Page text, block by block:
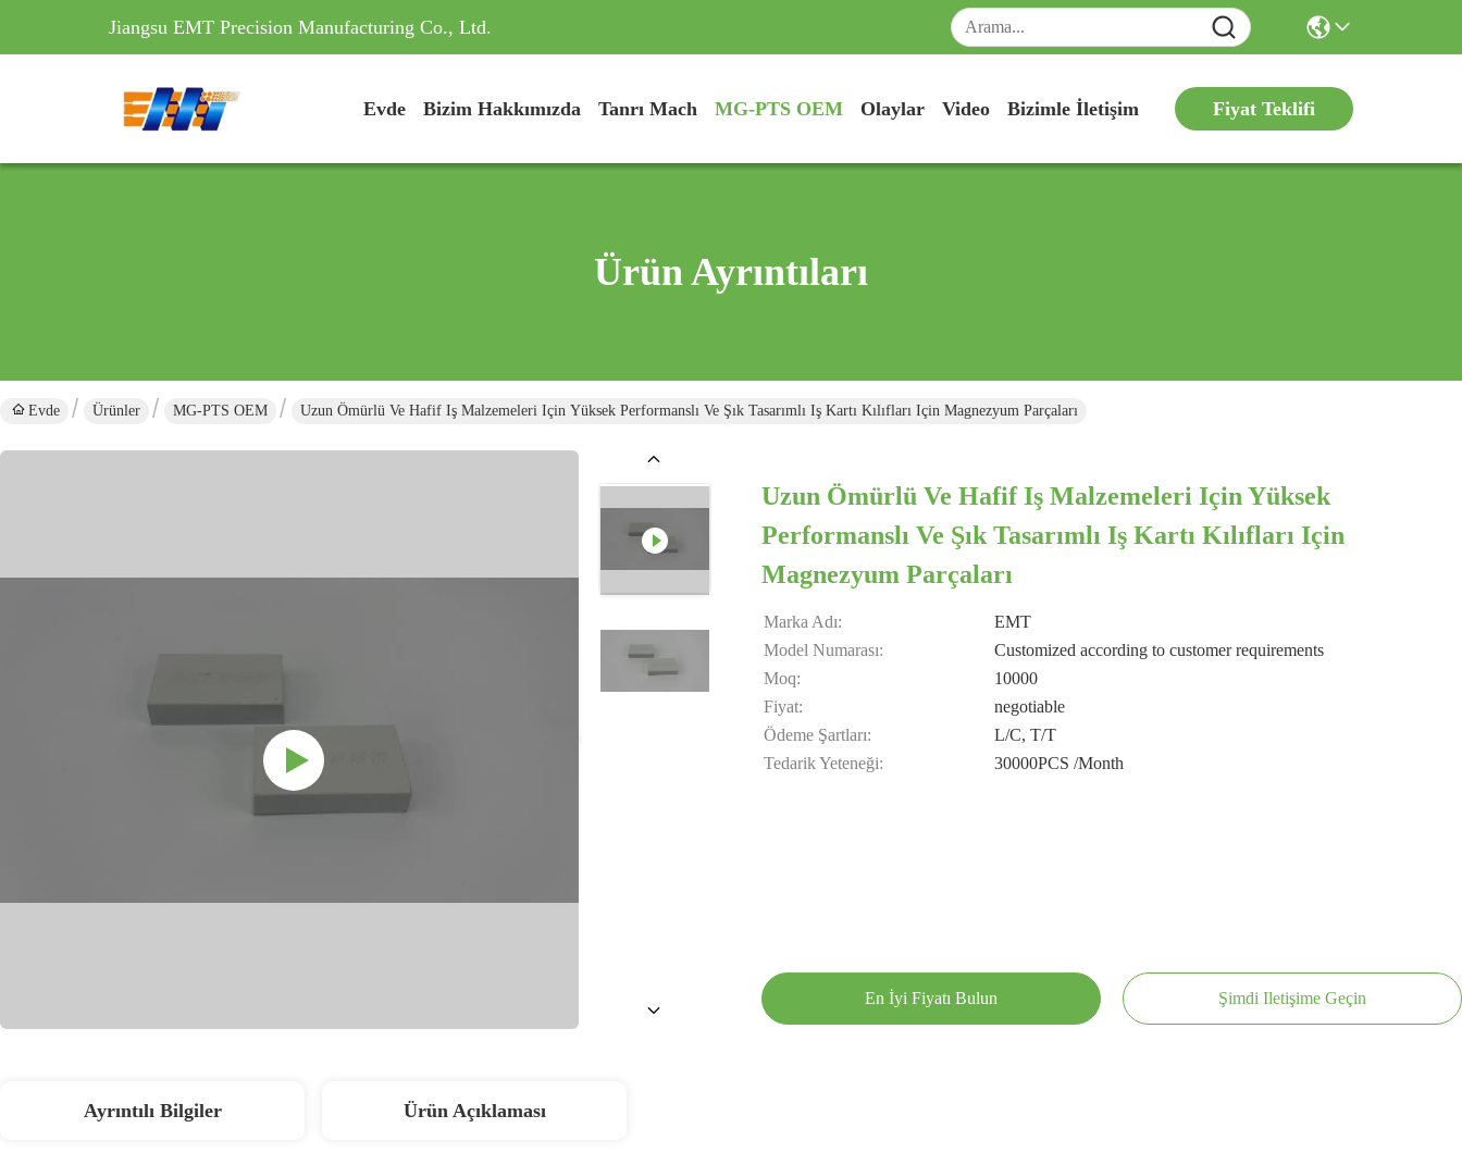
Jiangsu EMT Precision Manufacturing Co., Ltd.
Evde Bizim Hakkımızda Tanrı Mach MG-PTS OEM Olaylar Video Bizimle İletişim Fiyat Teklifi
Ürün Ayrıntıları
Evde Ürünler MG-PTS OEM Uzun Ömürlü Ve Hafif Iş Malzemeleri Için Yüksek Performanslı Ve Şık Tasarımlı Iş Kartı Kılıfları Için Magnezyum Parçaları
Uzun Ömürlü Ve Hafif Iş Malzemeleri Için Yüksek
Performanslı Ve Şık Tasarımlı Iş Kartı Kılıfları Için
Magnezyum Parçaları
Marka Adı:
EMT
Model Numarası:
Customized according to customer requirements
Moq:
10000
Fiyat:
negotiable
Ödeme Şartları:
L/C, T/T
Tedarik Yeteneği:
30000PCS /Month
En İyi Fiyatı Bulun Şimdi Iletişime Geçin
Ayrıntılı Bilgiler Ürün Açıklaması